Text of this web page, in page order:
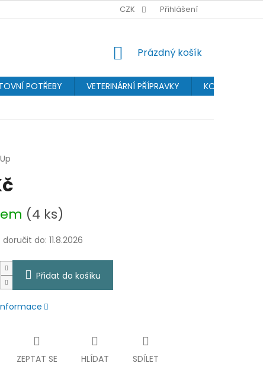
PROVIZNÍ SYSTÉM OCHRANA
CZK Přihlášení
NÁKUPNÍ
Prázdný košík
POTŘEBY VETERINÁRNÍ PŘÍPRAVKY
KOSMETIKA
(4 ks)
doručit do: 11.8.2026
Přidat do košíku
ZEPTAT SE HLÍDAT SDÍLET